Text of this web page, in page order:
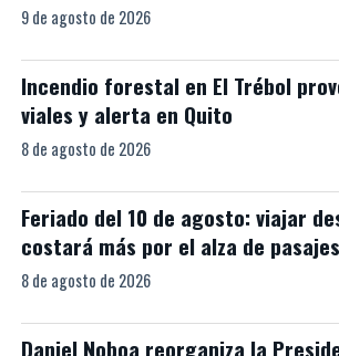
9 de agosto de 2026
Incendio forestal en El Trébol
viales y alerta en Quito
8 de agosto de 2026
Feriado del 10 de agosto: viajar
costará más por el alza de pasajes
8 de agosto de 2026
Daniel Noboa reorganiza la